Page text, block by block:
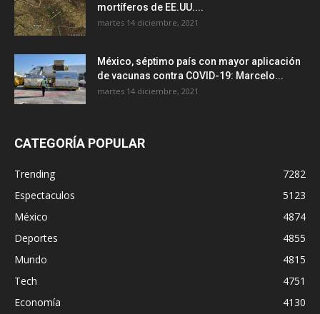
mortíferos de EE.UU....
martes 14 diciembre, 2021
México, séptimo país con mayor aplicación
de vacunas contra COVID-19: Marcelo...
martes 14 diciembre, 2021
CATEGORÍA POPULAR
Trending
7282
Espectaculos
5123
México
4874
Deportes
4855
Mundo
4815
Tech
4751
Economía
4130